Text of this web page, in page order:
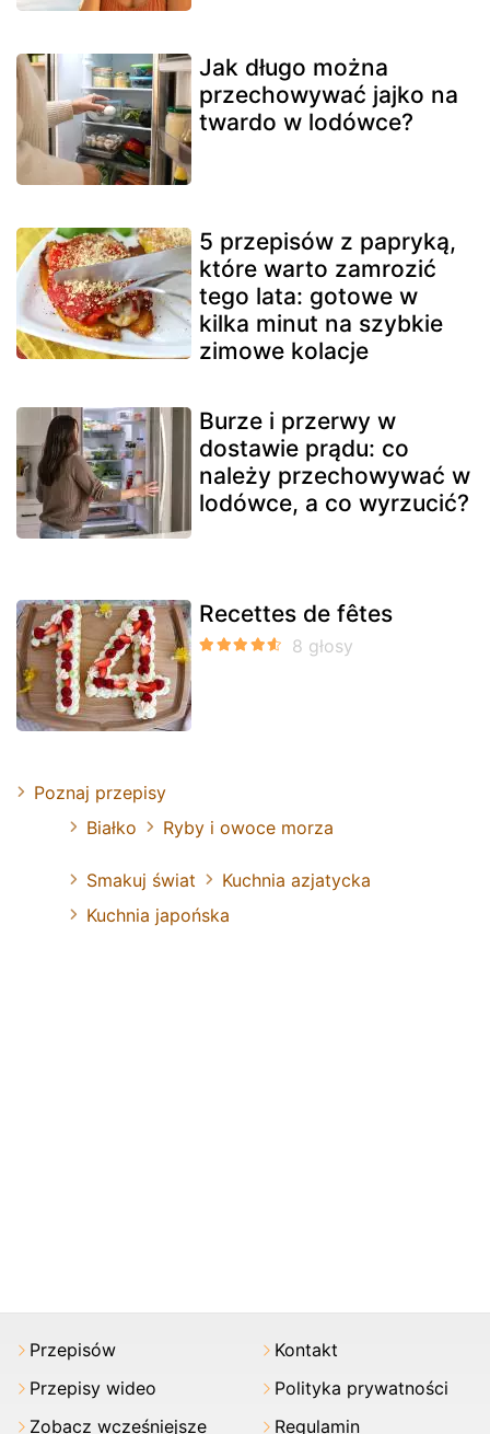
Jak długo można
przechowywać jajko na
twardo w lodówce?
5 przepisów z papryką,
które warto zamrozić
tego lata: gotowe w
kilka minut na szybkie
zimowe kolacje
Burze i przerwy w
dostawie prądu: co
należy przechowywać w
lodówce, a co wyrzucić?
Recettes de fêtes
Poznaj przepisy
Białko
Ryby i owoce morza
Smakuj świat
Kuchnia azjatycka
Kuchnia japońska
Przepisów
Przepisy wideo
Zobacz wcześniejsze
Kontakt
Polityka prywatności
Regulamin